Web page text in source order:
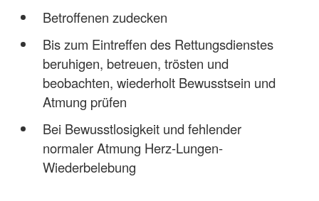
Betroffenen zudecken
Bis zum Eintreffen des Rettungsdienstes
beruhigen, betreuen, trösten und
beobachten, wiederholt Bewusstsein und
Atmung prüfen
Bei Bewusstlosigkeit und fehlender
normaler Atmung Herz-Lungen-
Wiederbelebung